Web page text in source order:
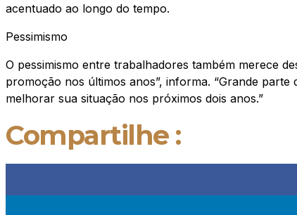
acentuado ao longo do tempo.
Pessimismo
O pessimismo entre trabalhadores também merece
promoção nos últimos anos”, informa. “Grande
melhorar sua situação nos próximos dois anos.”
Compartilhe :